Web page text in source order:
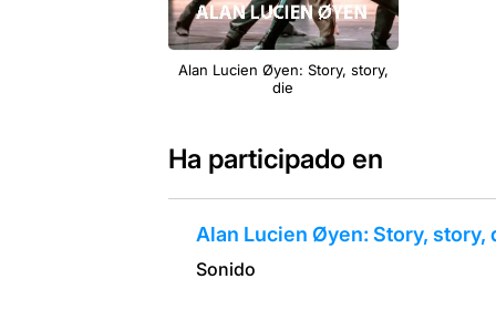
Alan Lucien Øyen: Story, story,
die
Ha participado en
Alan Lucien Øyen: Story, story,
Sonido